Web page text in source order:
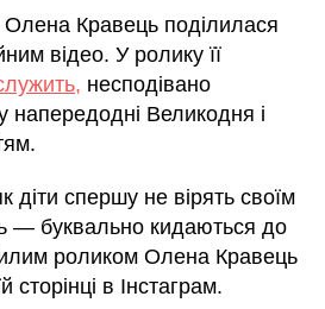
Олена Кравець поділилася
відео. У ролику її
несподівано
напередодні Великодня і
діти спершу не вірять своїм
— буквально кидаються до
роликом Олена Кравець
сторінці в Інстаграм.